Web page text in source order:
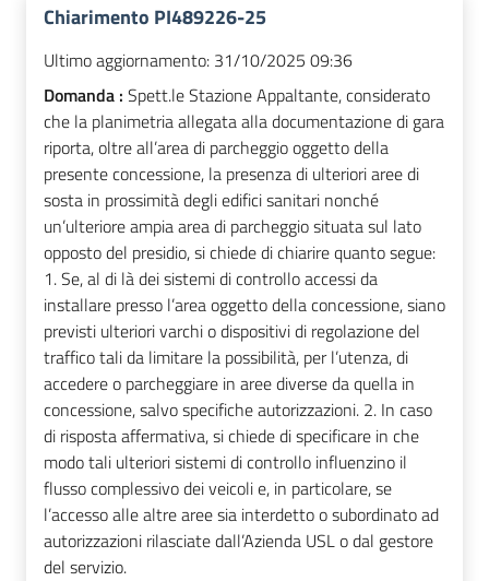
Chiarimento PI489226-25
Ultimo aggiornamento: 31/10/2025 09:36
Domanda : Spett.le Stazione Appaltante, considerato
che la planimetria allegata alla documentazione di gara
riporta, oltre all’area di parcheggio oggetto della
presente concessione, la presenza di ulteriori aree di
sosta in prossimità degli edifici sanitari nonché
un’ulteriore ampia area di parcheggio situata sul lato
opposto del presidio, si chiede di chiarire quanto segue:
1. Se, al di là dei sistemi di controllo accessi da
installare presso l’area oggetto della concessione, siano
previsti ulteriori varchi o dispositivi di regolazione del
traffico tali da limitare la possibilità, per l’utenza, di
accedere o parcheggiare in aree diverse da quella in
concessione, salvo specifiche autorizzazioni. 2. In caso
di risposta affermativa, si chiede di specificare in che
modo tali ulteriori sistemi di controllo influenzino il
flusso complessivo dei veicoli e, in particolare, se
l’accesso alle altre aree sia interdetto o subordinato ad
autorizzazioni rilasciate dall’Azienda USL o dal gestore
del servizio.